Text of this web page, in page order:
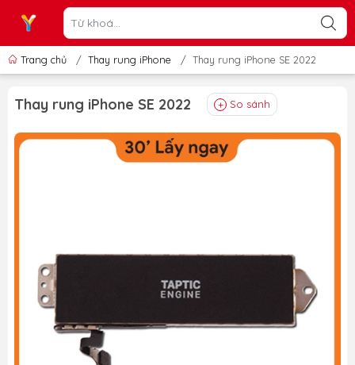
Trang chủ / Thay rung iPhone / Thay rung iPhone SE 2022
Thay rung iPhone SE 2022 So sánh